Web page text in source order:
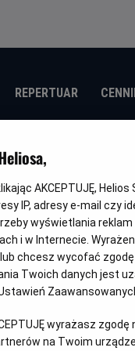
REPERTUAR
Psy
Oryginalny
tytuł
Cats & Dogs 3:
OBSERWUJ
AKCEPTUJĘ, Helios
IP, adresy e-mail czy
wyświetlania
i w Internecie.
chcesz wycofać
Twoich danych jest
wyrażasz
na Twoim